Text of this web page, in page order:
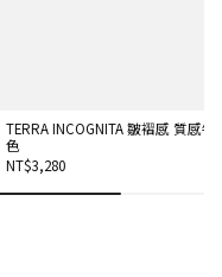
TERRA INCOGNITA 皺褶感 質感
色
NT$3,280